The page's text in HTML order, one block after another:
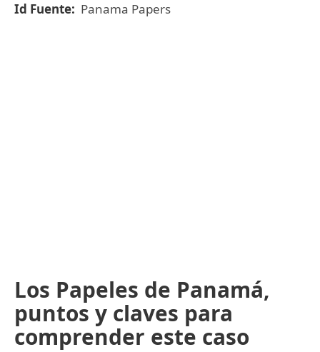
Id Fuente: Panama Papers
Los Papeles de Panamá,
puntos y claves para
comprender este caso